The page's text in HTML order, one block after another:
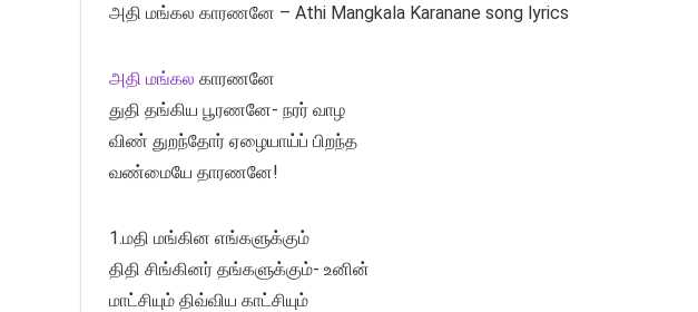
அதி மங்கல காரணனே – Athi Mangkala Karanane song lyrics
அதி மங்கல காரணனே
துதி தங்கிய பூரணனே- நரர் வாழ
விண் துறந்தோர் ஏழையாய்ப் பிறந்த
வண்மையே தாரணனே!
1.மதி மங்கின எங்களுக்கும்
திதி சிங்கினர் தங்களுக்கும்- உனின்
மாட்சியும் திவ்விய காட்சியும்